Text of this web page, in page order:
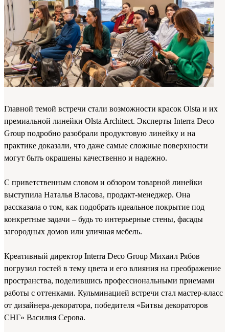
Главной темой встречи стали возможности красок Olsta и их
премиальной линейки Olsta Architect. Эксперты Interra Deco
Group подробно разобрали продуктовую линейку и на
практике доказали, что даже самые сложные поверхности
могут быть окрашены качественно и надежно.
С приветственным словом и обзором товарной линейки
выступила Наталья Власова, продакт-менеджер. Она
рассказала о том, как подобрать идеальное покрытие под
конкретные задачи – будь то интерьерные стены, фасады
загородных домов или уличная мебель.
Креативный директор Interra Deco Group Михаил Рябов
погрузил гостей в тему цвета и его влияния на преображение
пространства, поделившись профессиональными приемами
работы с оттенками. Кульминацией встречи стал мастер-класс
от дизайнера-декоратора, победителя «Битвы декораторов
СНГ» Василия Серова.